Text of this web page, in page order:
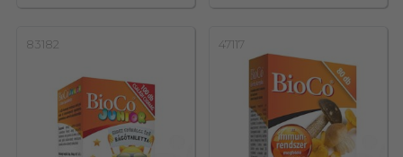
83182 47117